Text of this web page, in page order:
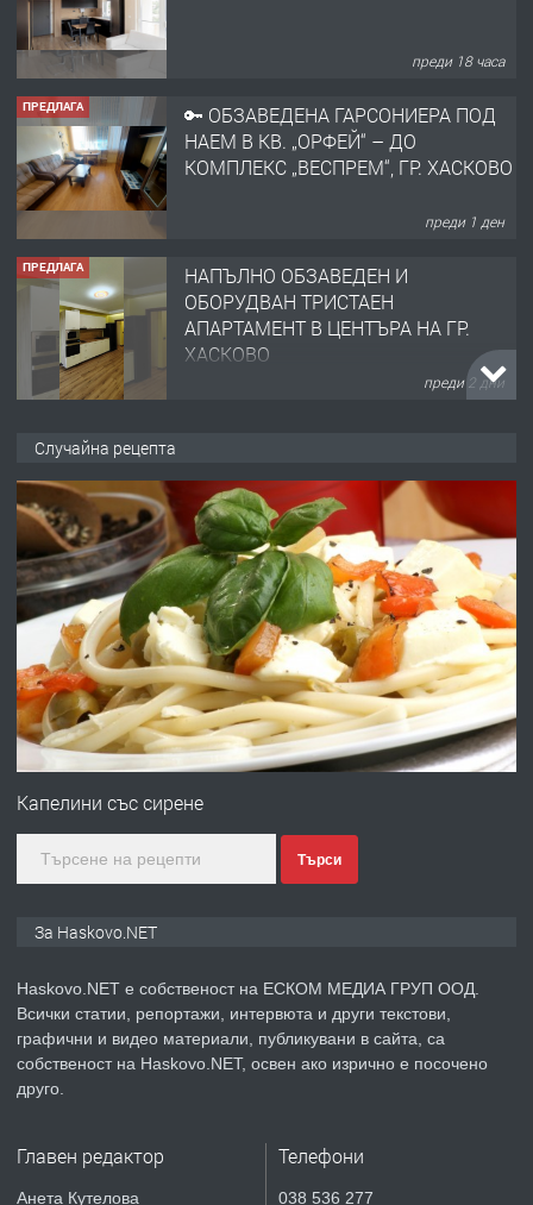
преди 18 часа
ПРЕДЛАГА
🔑 ОБЗАВЕДЕНА ГАРСОНИЕРА ПОД
НАЕМ В КВ. „ОРФЕЙ“ – ДО
КОМПЛЕКС „ВЕСПРЕМ“, ГР. ХАСКОВО
преди 1 ден
ПРЕДЛАГА
НАПЪЛНО ОБЗАВЕДЕН И
ОБОРУДВАН ТРИСТАЕН
АПАРТАМЕНТ В ЦЕНТЪРА НА ГР.
ХАСКОВО
преди 2 дни
преди 2 дни
ПРЕДЛАГА
№4120 Магазин/Офис под наем в кв.
Любен Каравелов, Хасково-близо до
градската градина!
преди 3 дни
ПРЕДЛАГА
ПРОСТОРЕН ТРИСТАЕН
КУБА
преди 3 дни
ПРЕДЛАГА СГЛОБЯВАНЕ НА МЕБЕЛИ.
Случайна рецепта
Капелини със сирене
Търси
За Haskovo.NET
Haskovo.NET е собственост на ЕСКОМ МЕДИА ГРУП ООД.
Всички статии, репортажи, интервюта и други текстови,
графични и видео материали, публикувани в сайта, са
собственост на Haskovo.NET, освен ако изрично е посочено
друго.
Главен редактор
Анета Кутелова
Телефони
038 536 277